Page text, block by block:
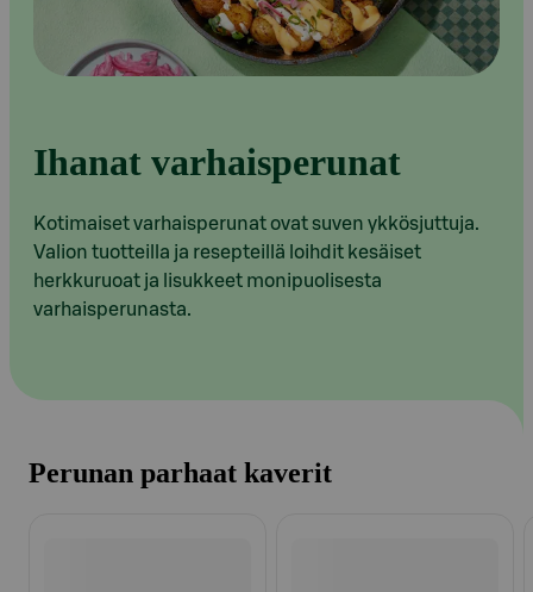
Ihanat varhaisperunat
Kotimaiset varhaisperunat ovat suven ykkösjuttuja.
Valion tuotteilla ja resepteillä loihdit kesäiset
herkkuruoat ja lisukkeet monipuolisesta
varhaisperunasta.
Perunan parhaat kaverit